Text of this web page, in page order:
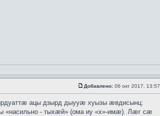
Добавлено: 06 окт 2017, 13:57
ацы дзырд дыууӕ хуызы ӕвдисынц:
«насильно - тыхӕй» (ома иу «х»-имӕ). Лӕг сӕ